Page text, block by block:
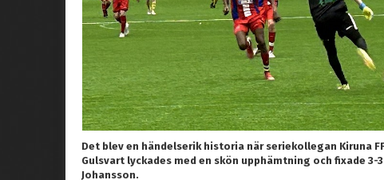
Det blev en händelserik historia när seriekollegan Kiruna
Gulsvart lyckades med en skön upphämtning och fixade 3-
Johansson.